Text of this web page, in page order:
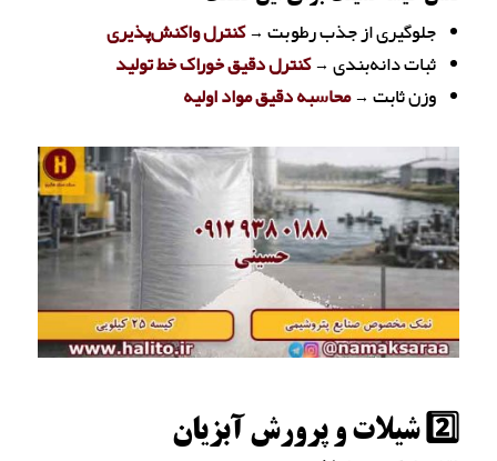
جلوگیری از جذب رطوبت →کنترل واکنش‌پذیری
ثبات دانه‌بندی →کنترل دقیق خوراک خط تولید
وزن ثابت →محاسبه دقیق مواد اولیه
2️⃣ شیلات و پرورش آبزیان